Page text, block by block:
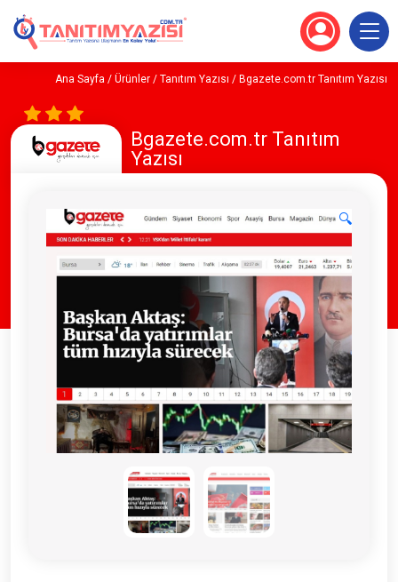
Ana Sayfa / Ürünler / Tanıtım Yazısı / Bgazete.com.tr Tanıtım Yazısı
Bgazete.com.tr Tanıtım
Yazısı
🔍